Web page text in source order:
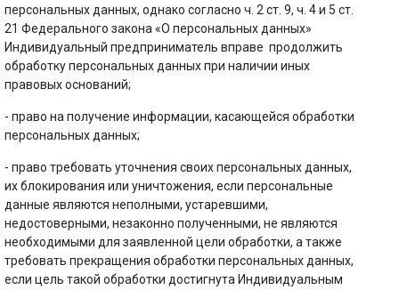
персональных данных, однако согласно ч. 2 ст. 9, ч. 4 и 5 ст.
21 Федерального закона «О персональных данных»
Индивидуальный предприниматель вправе продолжить
обработку персональных данных при наличии иных
правовых оснований;
- право на получение информации, касающейся обработки
персональных данных;
- право требовать уточнения своих персональных данных,
их блокирования или уничтожения, если персональные
данные являются неполными, устаревшими,
недостоверными, незаконно полученными, не являются
необходимыми для заявленной цели обработки, а также
требовать прекращения обработки персональных данных,
если цель такой обработки достигнута Индивидуальным